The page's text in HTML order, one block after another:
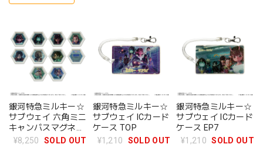
銀河特急ミルキー☆
サブウェイ 六角ミニ
キャンバスマグネッ
ト BOX
¥8,250 SOLD OUT
銀河特急ミルキー☆
サブウェイ ICカード
ケース TOP
¥1,210
SOLD OUT
銀河特急ミルキー☆
サブウェイ ICカード
ケース EP7
¥1,210 SOLD OUT